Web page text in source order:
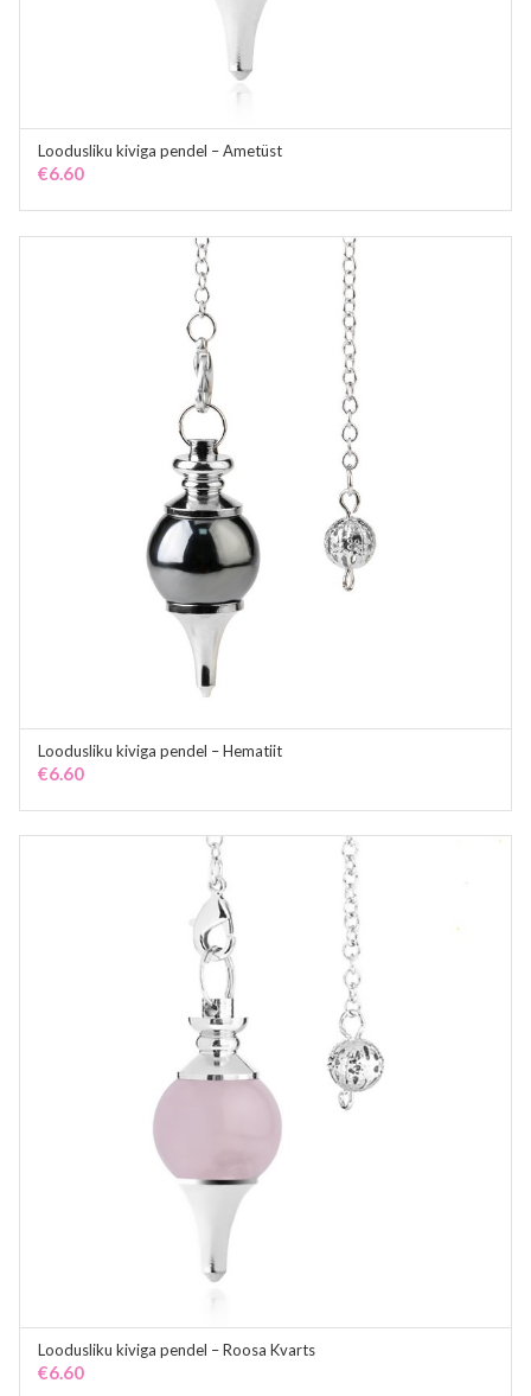
ADD TO CART
Loodusliku kiviga pendel – Ametüst
€6.60
ADD TO CART
Loodusliku kiviga pendel – Hematiit
€6.60
ADD TO CART
Loodusliku kiviga pendel – Roosa Kvarts
€6.60